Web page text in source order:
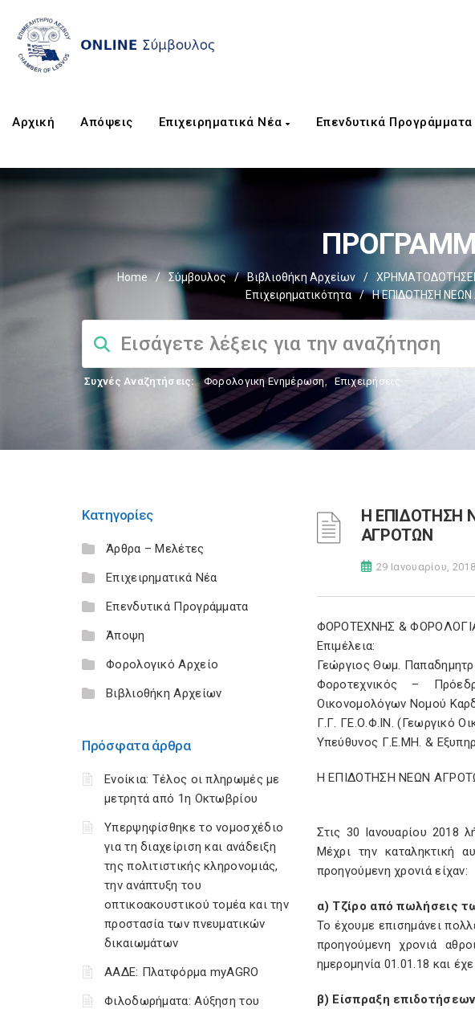
Αρχική Απόψεις Επιχειρηματικά Νέα Επενδυτικά Προγράμματα
Home / Σύμβουλος / Βιβλιοθήκη Αρχείων /
Επιχειρηματικότητα
/ Η ΕΠΙΔΟΤΗΣΗ
Συχνές Αναζητήσεις: Φορολογικη Ενημέρωση, Επιχειρήσεις
Κατηγορίες
Άρθρα – Μελέτες
Επιχειρηματικά Νέα
Επενδυτικά Προγράμματα
Άποψη
Φορολογικό Αρχείο
Βιβλιοθήκη Αρχείων
Πρόσφατα άρθρα
Ενοίκια: Τέλος οι πληρωμές με
μετρητά από 1η Οκτωβρίου
Υπερψηφίσθηκε το νομοσχέδιο
για τη διαχείριση και ανάδειξη
της πολιτιστικής κληρονομιάς,
την ανάπτυξη του
οπτικοακουστικού τομέα και την
προστασία των πνευματικών
δικαιωμάτων
ΑΑΔΕ: Πλατφόρμα myAGRO
Φιλοδωρήματα: Αύξηση του
Η ΕΠΙΔΟΤΗΣΗ
ΑΓΡΟΤΩΝ
29 Ιανουαρίου, 2018
ΦΟΡΟΤΕΧΝΗΣ &
Επιμέλεια:
Γεώργιος Θωμ.
Φοροτεχνικός –
Οικονομολόγων Νομού
Γ.Γ. ΓΕ.Ο.Φ.ΙΝ. (Γεωργικό
Υπεύθυνος Γ.Ε.ΜΗ. &
Η ΕΠΙΔΟΤΗΣΗ ΝΕΩΝ
Στις 30 Ιανουαρίου 2018
Μέχρι την καταληκτική
προηγούμενη χρονιά είχαν:
α) Τζίρο από πωλήσεις
Το έχουμε επισημάνει
προηγούμενη χρονιά
ημερομηνία 01.01.18 και
β) Είσπραξη